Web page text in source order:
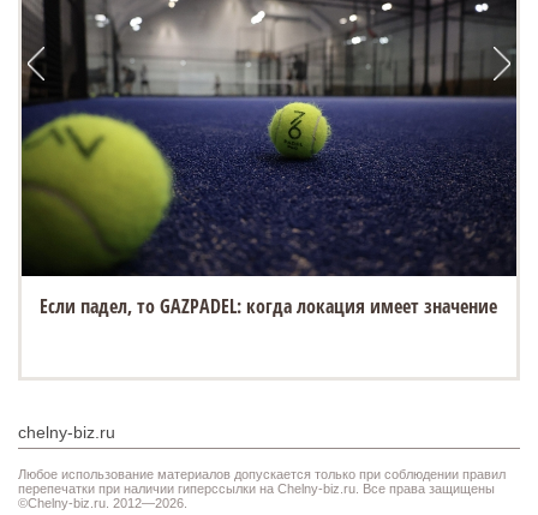
Если падел, то GAZPADEL: когда локация имеет значение
chelny-biz.ru
Любое использование материалов допускается только при соблюдении правил
перепечатки при наличии гиперссылки на Chelny-biz.ru. Все права защищены
©Chelny-biz.ru. 2012—2026.